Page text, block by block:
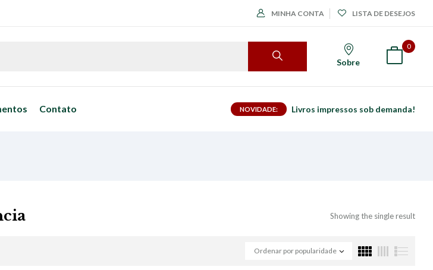
MINHA CONTA LISTA DE DESEJOS
Sobre
0
Contato NOVIDADE: Livros impressos sob demanda!
Showing the single result
Ordenar por popularidade